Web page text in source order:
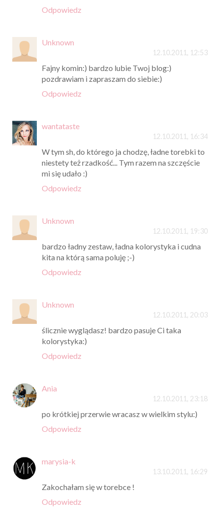
Odpowiedz
Unknown
12.10.2011, 12:53
Fajny komin:) bardzo lubie Twoj blog:)
pozdrawiam i zapraszam do siebie:)
Odpowiedz
wantataste
12.10.2011, 16:34
W tym sh, do którego ja chodzę, ładne torebki to
niestety też rzadkość... Tym razem na szczęście
mi się udało :)
Odpowiedz
Unknown
12.10.2011, 19:30
bardzo ładny zestaw, ładna kolorystyka i cudna
kita na którą sama poluję ;-)
Odpowiedz
Unknown
12.10.2011, 20:03
ślicznie wyglądasz! bardzo pasuje Ci taka
kolorystyka:)
Odpowiedz
Ania
12.10.2011, 23:18
po krótkiej przerwie wracasz w wielkim stylu:)
Odpowiedz
marysia-k
13.10.2011, 16:29
Zakochałam się w torebce !
Odpowiedz